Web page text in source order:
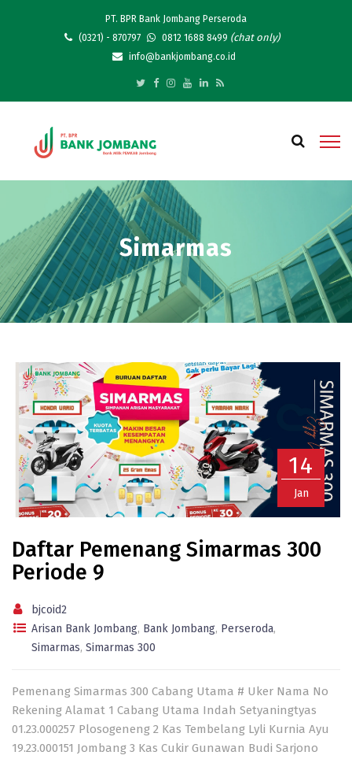
PT. BPR Bank Jombang Perseroda
(0321) - 870797
0812 1688 8499 (chat only)
info@bankjombang.co.id
Simarmas
14
Jan
Daftar Pemenang Simarmas 300
Periode 9
bjcoid2
Arisan Bank Jombang, Bank Jombang, Perseroda,
Simarmas, Simarmas 300
Pemenang Simarmas 300 Cabang Utama # Uker Nama No
Rekening Alamat 1 Cabang Utama Indah Setyaningtyas
01.23.000257 Plosogeneng 2 Kas Tembelang Lyli Kurnia Ayu
19.23.000151 Jombang 3 Kas Cukir Gunawan Budi Sarjono